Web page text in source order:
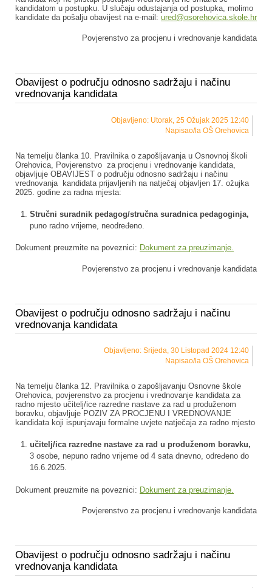
kandidatom u postupku. U slučaju odustajanja od postupka, molimo
kandidate da pošalju obavijest na e-mail: ured@osorehovica.skole.hr
Povjerenstvo za procjenu i vrednovanje kandidata
Obavijest o području odnosno sadržaju i načinu
vrednovanja kandidata
Objavljeno: Utorak, 25 Ožujak 2025 12:40
Napisao/la OŠ Orehovica
Na temelju članka 10. Pravilnika o zapošljavanja u Osnovnoj školi
Orehovica, Povjerenstvo za procjenu i vrednovanje kandidata,
objavljuje OBAVIJEST o području odnosno sadržaju i načinu
vrednovanja kandidata prijavljenih na natječaj objavljen 17. ožujka
2025. godine za radna mjesta:
Stručni suradnik pedagog/stručna suradnica pedagoginja,
puno radno vrijeme, neodređeno.
Dokument preuzmite na poveznici: Dokument za preuzimanje.
Povjerenstvo za procjenu i vrednovanje kandidata
Obavijest o području odnosno sadržaju i načinu
vrednovanja kandidata
Objavljeno: Srijeda, 30 Listopad 2024 12:40
Napisao/la OŠ Orehovica
Na temelju članka 12. Pravilnika o zapošljavanju Osnovne škole
Orehovica, povjerenstvo za procjenu i vrednovanje kandidata za
radno mjesto učitelj/ice razredne nastave za rad u produženom
boravku, objavljuje POZIV ZA PROCJENU I VREDNOVANJE
kandidata koji ispunjavaju formalne uvjete natječaja za radno mjesto
učitelj/ica razredne nastave za rad u produženom boravku,
3 osobe, nepuno radno vrijeme od 4 sata dnevno, određeno do
16.6.2025.
Dokument preuzmite na poveznici: Dokument za preuzimanje.
Povjerenstvo za procjenu i vrednovanje kandidata
Obavijest o području odnosno sadržaju i načinu
vrednovanja kandidata